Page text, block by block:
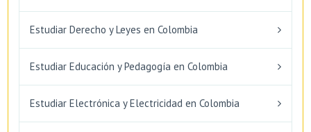
Estudiar Derecho y Leyes en Colombia
Estudiar Educación y Pedagogía en Colombia
Estudiar Electrónica y Electricidad en Colombia